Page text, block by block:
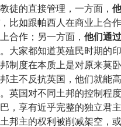
徒的直接管理，一方面，
，比如跟帕西人在商业上合
合作；另一方面， 他们通
。大家都知道英殖民时期的
制度在本质上是对原来莫
主不反抗英国，他们就能
英国对不同土邦的控制程
，享有近乎完整的独立君
邦主的权利被削减架空，